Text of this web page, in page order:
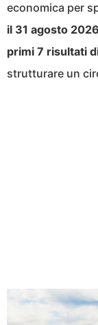
economica per
il 31 agosto 2026
primi 7 risultati
strutturare un